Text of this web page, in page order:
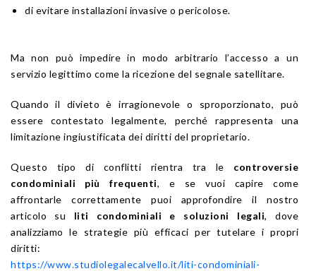
di evitare installazioni invasive o pericolose.
Ma non può impedire in modo arbitrario l’accesso a un
servizio legittimo come la ricezione del segnale satellitare.
Quando il divieto è irragionevole o sproporzionato, può
essere contestato legalmente, perché rappresenta una
limitazione ingiustificata dei diritti del proprietario.
Questo tipo di conflitti rientra tra le controversie
condominiali più frequenti, e se vuoi capire come
affrontarle correttamente puoi approfondire il nostro
articolo su liti condominiali e soluzioni legali, dove
analizziamo le strategie più efficaci per tutelare i propri
diritti:
https://www.studiolegalecalvello.it/liti-condominiali-